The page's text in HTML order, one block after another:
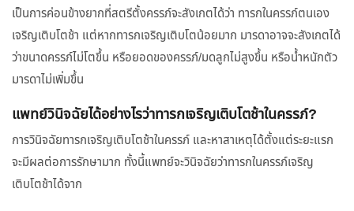
เป็นการค่อนข้างยากที่สตรีตั้งครรภ์จะสังเกตได้ว่า ทารกในครรภ์ตนเอง
เจริญเติบโตช้า แต่หากทารกเจริญเติบโตน้อยมาก มารดาอาจจะสังเกตได้
ว่าขนาดครรภ์ไม่โตขึ้น หรือยอดของครรภ์/มดลูกไม่สูงขึ้น หรือน้ำหนักตัว
มารดาไม่เพิ่มขึ้น
แพทย์วินิจฉัยได้อย่างไรว่าทารกเจริญเติบโตช้าในครรภ์?
การวินิจฉัยทารกเจริญเติบโตช้าในครรภ์ และหาสาเหตุได้ตั้งแต่ระยะแรก
จะมีผลต่อการรักษามาก ทั้งนี้แพทย์จะวินิจฉัยว่าทารกในครรภ์เจริญ
เติบโตช้าได้จาก